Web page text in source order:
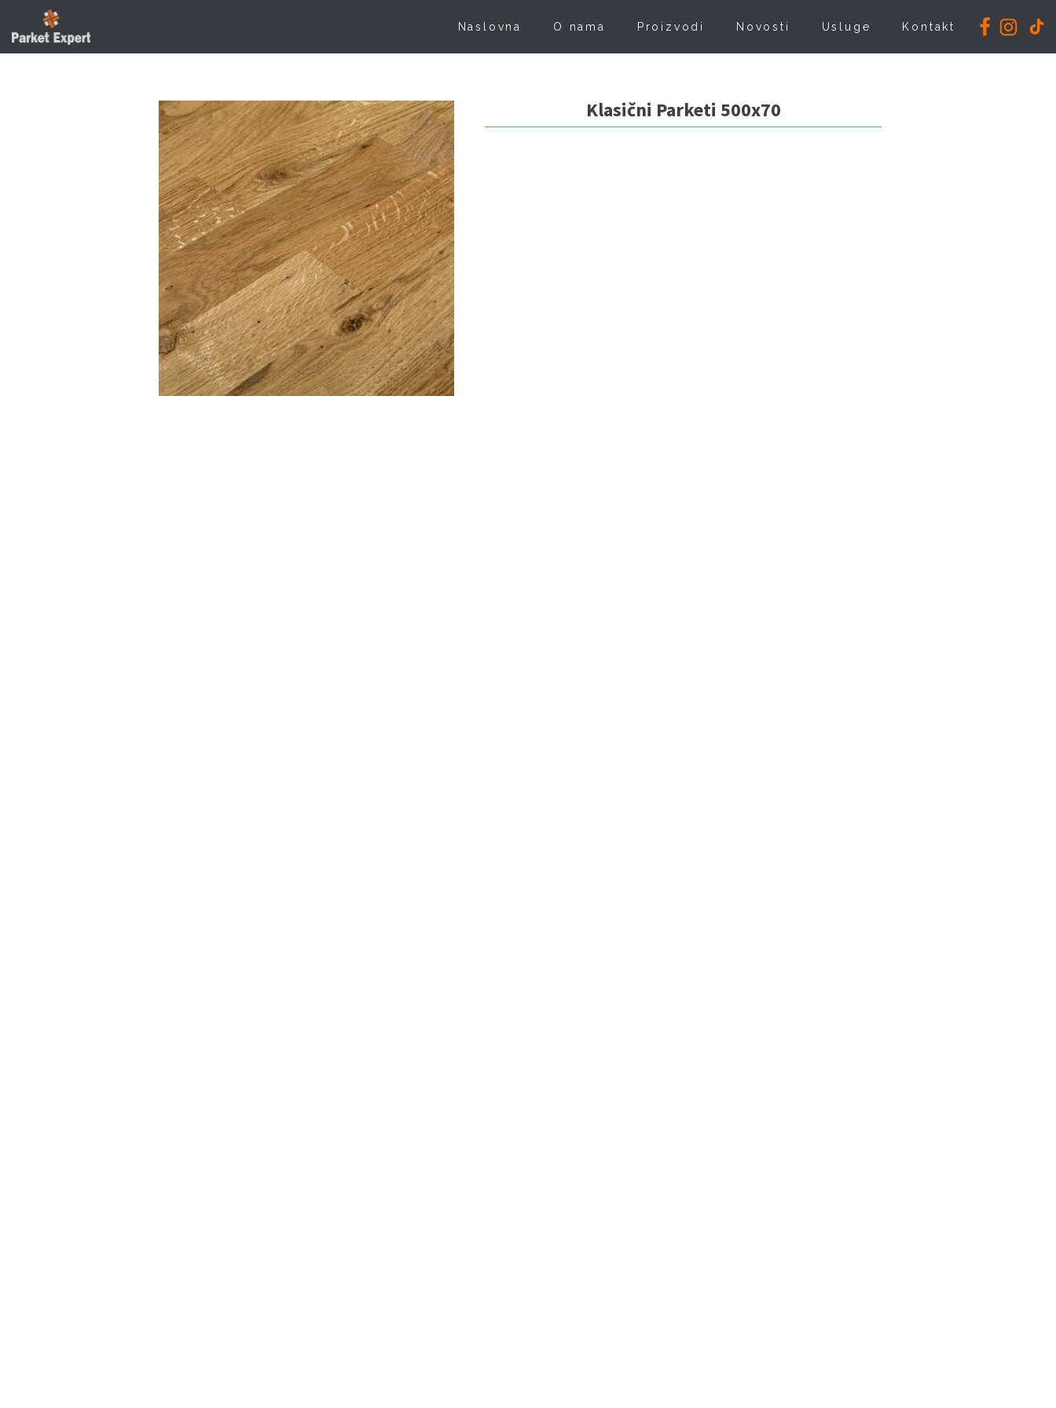
Naslovna O nama Proizvodi Novosti Usluge Kontakt
Klasični Parketi 500x70